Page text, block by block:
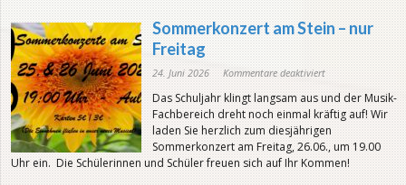
Sommerkonzert am Stein – nur
Freitag
24. Juni 2026 Kommentare deaktiviertfür
Stein
–
nur
Freitag
Das Schuljahr klingt langsam aus und der Musik-
Fachbereich dreht noch einmal kräftig auf! Wir
laden Sie herzlich zum diesjährigen
Sommerkonzert am Freitag, 26.06., um 19.00
Uhr ein. Die Schülerinnen und Schüler freuen sich auf Ihr Kommen!